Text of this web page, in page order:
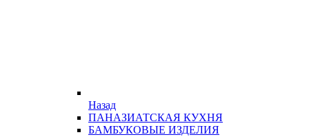
Назад
ПАНАЗИАТСКАЯ КУХНЯ
БАМБУКОВЫЕ ИЗДЕЛИЯ